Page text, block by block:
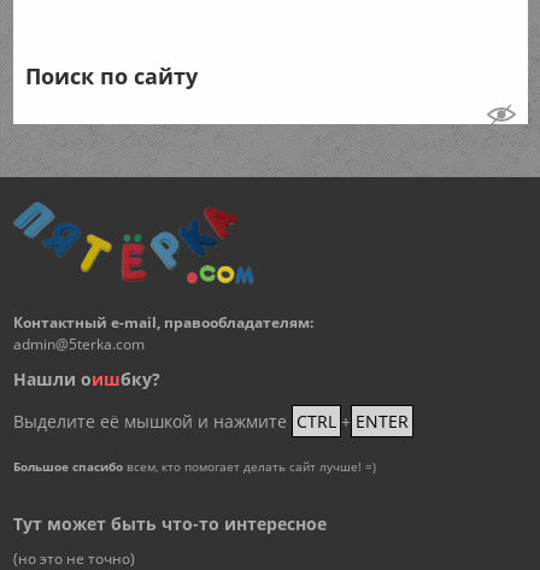
Поиск по сайту
Контактный e-mail, правообладателям:
admin@5terka.com
Нашли оишбку?
Выделите её мышкой и нажмите CTRL + ENTER
Большое спасибовсем, кто помогает делать сайт лучше! =)
Тут может быть что-то интересное
(но это не точно)